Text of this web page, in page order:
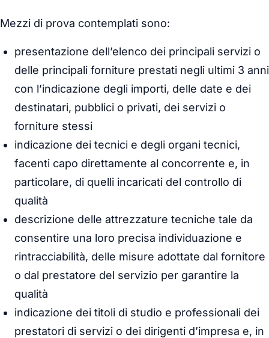
Mezzi di prova contemplati sono:
presentazione dell’elenco dei principali servizi o
delle principali forniture prestati negli ultimi 3 anni
con l’indicazione degli importi, delle date e dei
destinatari, pubblici o privati, dei servizi o
forniture stessi
indicazione dei tecnici e degli organi tecnici,
facenti capo direttamente al concorrente e, in
particolare, di quelli incaricati del controllo di
qualità
descrizione delle attrezzature tecniche tale da
consentire una loro precisa individuazione e
rintracciabilità, delle misure adottate dal fornitore
o dal prestatore del servizio per garantire la
qualità
indicazione dei titoli di studio e professionali dei
prestatori di servizi o dei dirigenti d’impresa e, in